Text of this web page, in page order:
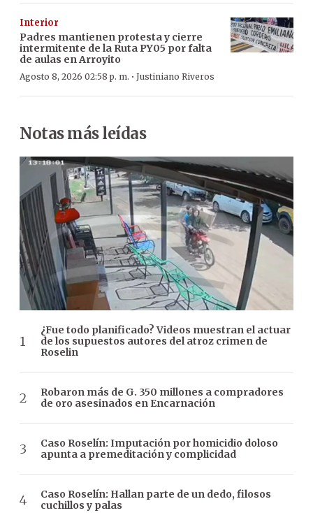
Interior
Padres mantienen protesta y cierre
intermitente de la Ruta PY05 por falta
de aulas en Arroyito
Agosto 8, 2026 02:58 p. m. · Justiniano Riveros
Notas más leídas
¿Fue todo planificado? Videos muestran el actuar
de los supuestos autores del atroz crimen de
Roselin
Robaron más de G. 350 millones a compradores
de oro asesinados en Encarnación
Caso Roselín: Imputación por homicidio doloso
apunta a premeditación y complicidad
Caso Roselín: Hallan parte de un dedo, filosos
cuchillos y palas